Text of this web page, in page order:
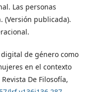
Las personas
(Versión publicada).
digital de género como
en el contexto
De Filosofía,